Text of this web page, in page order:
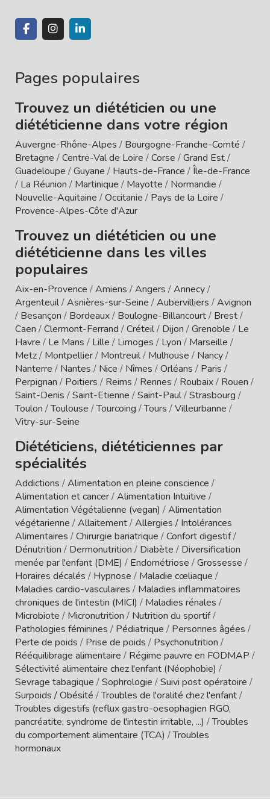
Pages populaires
Trouvez un diététicien ou une
diététicienne dans votre région
Auvergne-Rhône-Alpes / Bourgogne-Franche-Comté /
Bretagne /Centre-Val de Loire /Corse /Grand Est/
Guadeloupe /Guyane / Hauts-de-France /Île-de-France
/ La Réunion / Martinique / Mayotte / Normandie /
Nouvelle-Aquitaine /Occitanie / Pays de la Loire /
Provence-Alpes-Côte d'Azur
Trouvez un diététicien ou une
diététicienne dans les villes
populaires
Aix-en-Provence /Amiens /Angers /Annecy/
Argenteuil/Asnières-sur-Seine /Aubervilliers /Avignon
/ Besançon / Bordeaux/ Boulogne-Billancourt/ Brest/
Caen /Clermont-Ferrand /Créteil/ Dijon /Grenoble / Le
Havre / Le Mans / Lille / Limoges / Lyon / Marseille /
Metz/ Montpellier/ Montreuil/ Mulhouse / Nancy/
Nanterre / Nantes / Nice / Nîmes /Orléans / Paris /
Perpignan / Poitiers / Reims / Rennes / Roubaix/ Rouen /
Saint-Denis /Saint-Etienne /Saint-Paul/Strasbourg /
Toulon /Toulouse /Tourcoing /Tours /Villeurbanne /
Vitry-sur-Seine
Diététiciens, diététiciennes par
spécialités
Addictions /Alimentation en pleine conscience /
Alimentation et cancer/Alimentation Intuitive /
Alimentation Végétalienne (vegan) /Alimentation
végétarienne /Allaitement/Allergies / Intolérances
Alimentaires /Chirurgie bariatrique /Confort digestif/
Dénutrition / Dermonutrition / Diabète / Diversification
menée par l'enfant (DME) / Endométriose /Grossesse /
Horaires décalés / Hypnose / Maladie cœliaque /
Maladies cardio-vasculaires / Maladies inflammatoires
chroniques de l'intestin (MICI) / Maladies rénales /
Microbiote / Micronutrition / Nutrition du sportif/
Pathologies féminines / Pédiatrique / Personnes âgées /
Perte de poids / Prise de poids / Psychonutrition /
Rééquilibrage alimentaire / Régime pauvre en FODMAP /
Sélectivité alimentaire chez l'enfant (Néophobie) /
Sevrage tabagique /Sophrologie /Suivi post opératoire /
Surpoids / Obésité /Troubles de l'oralité chez l'enfant/
Troubles digestifs (reflux gastro-oesophagien RGO,
pancréatite, syndrome de l'intestin irritable, ...) /Troubles
du comportement alimentaire (TCA) /Troubles
hormonaux